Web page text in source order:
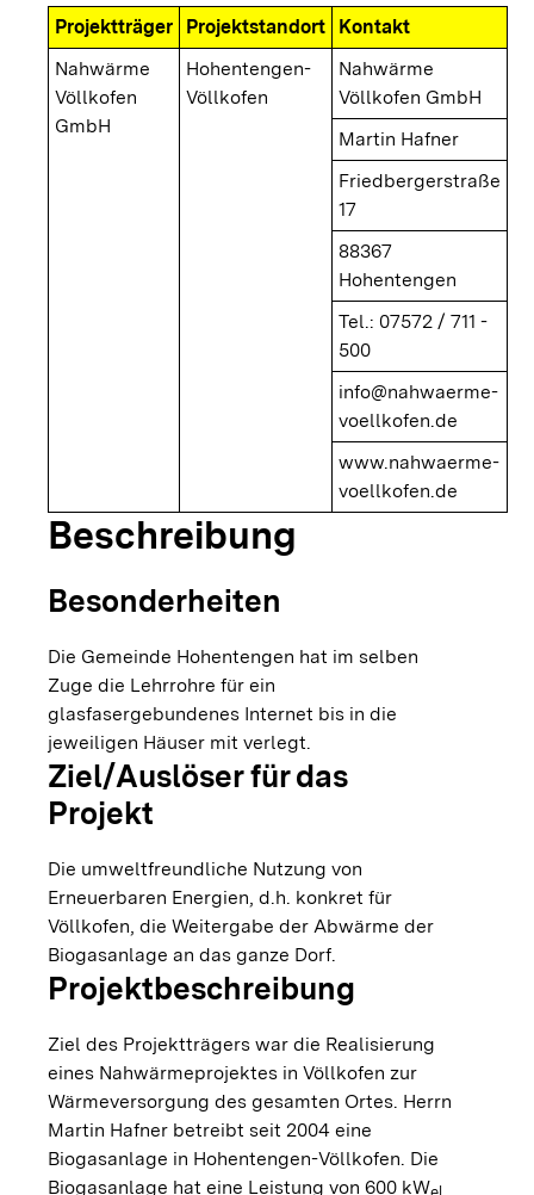
Projektträger Projektstandort
Kontakt
Nahwärme
Völlkofen
GmbH
Hohentengen-
Völlkofen
Nahwärme
Völlkofen GmbH
Martin Hafner
Friedbergerstraße
17
88367
Hohentengen
Tel.: 07572 / 711 -
500
info@nahwaerme-
voellkofen.de
www.nahwaerme-
voellkofen.de
Beschreibung
Besonderheiten
Die Gemeinde Hohentengen hat im selben
Zuge die Lehrrohre für ein
glasfasergebundenes Internet bis in die
jeweiligen Häuser mit verlegt.
Ziel/Auslöser für das
Projekt
Die umweltfreundliche Nutzung von
Erneuerbaren Energien, d.h. konkret für
Völlkofen, die Weitergabe der Abwärme der
Biogasanlage an das ganze Dorf.
Projektbeschreibung
Ziel des Projektträgers war die Realisierung
eines Nahwärmeprojektes in Völlkofen zur
Wärmeversorgung des gesamten Ortes. Herrn
Martin Hafner betreibt seit 2004 eine
Biogasanlage in Hohentengen-Völlkofen. Die
Biogasanlage hat eine Leistung von 600 kW